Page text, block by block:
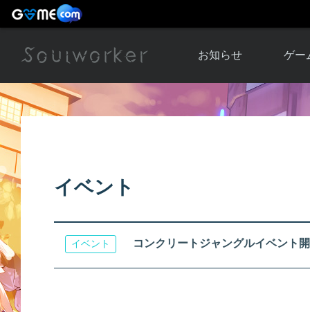
お知らせ
お知らせ一覧
ゲー
ソウ
アップ
イベント
イベント コンクリートジャングルイベント